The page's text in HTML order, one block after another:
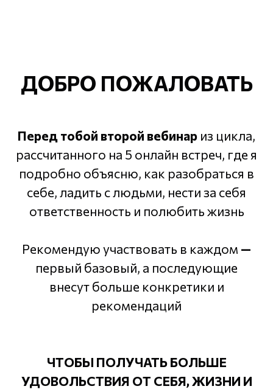
ДОБРО ПОЖАЛОВАТЬ
Перед тобой второй вебинар из цикла,
рассчитанного на 5 онлайн встреч, где я
подробно объясню, как разобраться в
себе, ладить с людьми, нести за себя
ответственность и полюбить жизнь
Рекомендую участвовать в каждом —
первый базовый, а последующие
внесут больше конкретики и
рекомендаций
ЧТОБЫ ПОЛУЧАТЬ БОЛЬШЕ
УДОВОЛЬСТВИЯ ОТ СЕБЯ, ЖИЗНИ И